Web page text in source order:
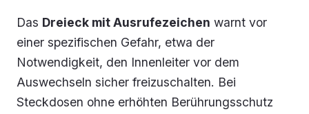
Das Dreieck mit Ausrufezeichen warnt vor
einer spezifischen Gefahr, etwa der
Notwendigkeit, den Innenleiter vor dem
Auswechseln sicher freizuschalten. Bei
Steckdosen ohne erhöhten Berührungsschutz